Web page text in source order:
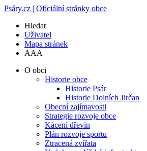
Psáry.cz | Oficiální stránky obce
Hledat
Uživatel
Mapa stránek
AAA
O obci
Historie obce
Historie Psár
Historie Dolních Jirčan
Obecní zajímavosti
Strategie rozvoje obce
Kácení dřevin
Plán rozvoje sportu
Ztracená zvířata